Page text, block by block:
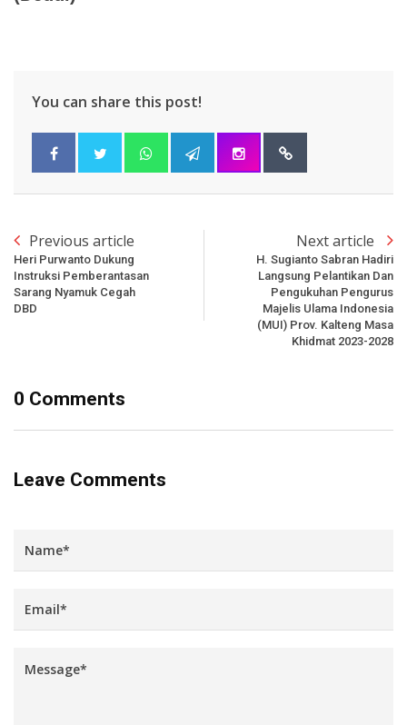
You can share this post!
Previous article
Heri Purwanto Dukung
Instruksi Pemberantasan
Sarang Nyamuk Cegah
DBD
Next article
H. Sugianto Sabran Hadiri
Langsung Pelantikan Dan
Pengukuhan Pengurus
Majelis Ulama Indonesia
(MUI) Prov. Kalteng Masa
Khidmat 2023-2028
0 Comments
Leave Comments